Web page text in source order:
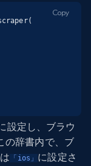
Copy
設定し、ブラウ
の辞書内で、ブ
「ios」 に設定さ